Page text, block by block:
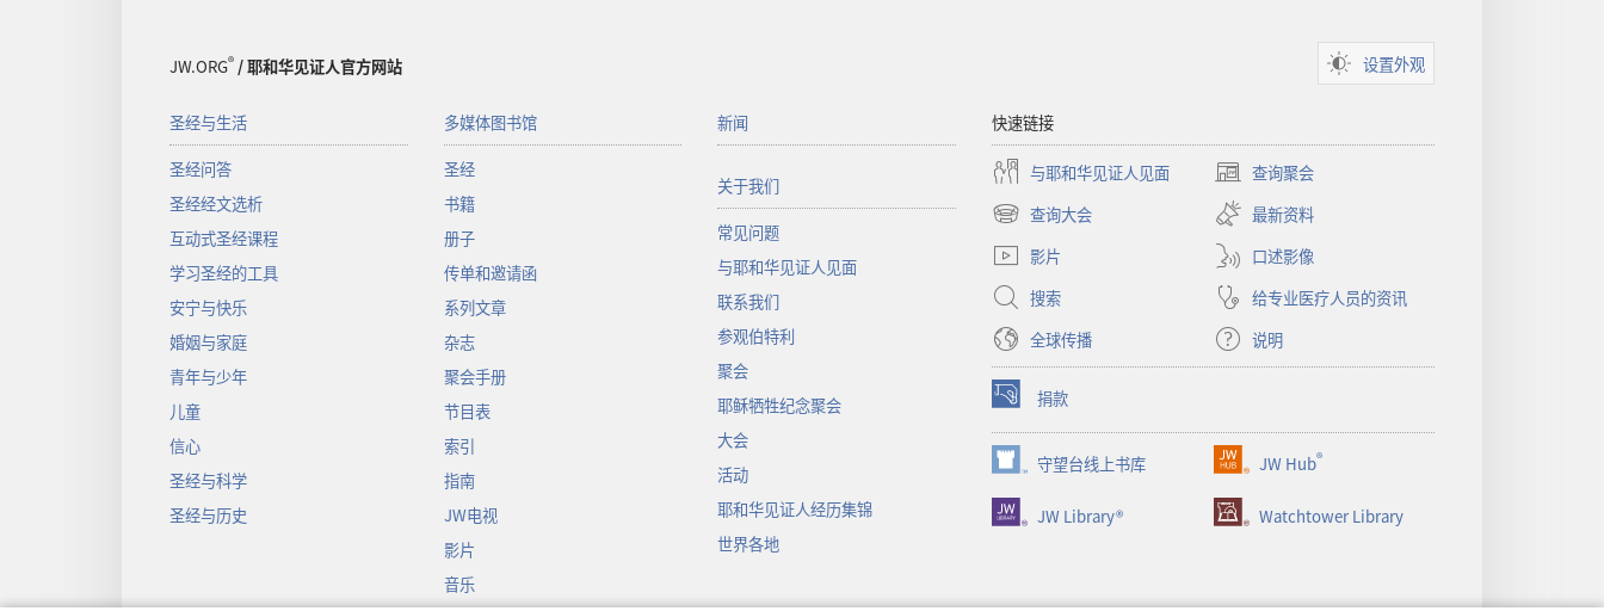
JW.ORG®/ 耶和华见证人官方网站 设置外观
圣经与生活
圣经问答
圣经经文选析
互动式圣经课程
学习圣经的工具
安宁与快乐
婚姻与家庭
青年与少年
儿童
信心
圣经与科学
圣经与历史
多媒体图书馆
圣经
书籍
册子
传单和邀请函
系列文章
杂志
聚会手册
节目表
索引
指南
JW电视
影片
音乐
新闻
关于我们
常见问题
与耶和华见证人见面
联系我们
参观伯特利
聚会
耶稣牺牲纪念聚会
大会
活动
耶和华见证人经历集锦
世界各地
快速链接
与耶和华见证人见面 查询聚会
（打
开
新
窗
口）
查询大会
（打
开
新
窗
口）
最新资料
影片
口述影像
搜索
给专业医疗人员的资讯
全球传播
说明
捐款
（打
开
新
窗
口）
守望台线上书库
（打
开
新
JW Hub®
（打
开
新
JW Library® Watchtower Library